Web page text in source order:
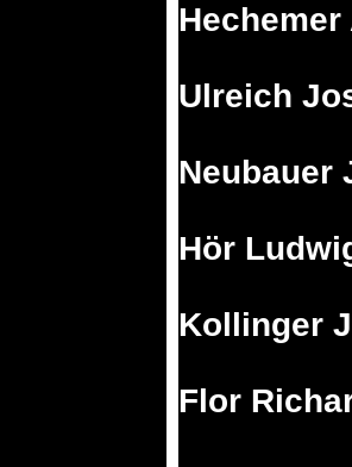
Hechemer
Ulreich
Neubauer
Hör
Kollinger
Flor